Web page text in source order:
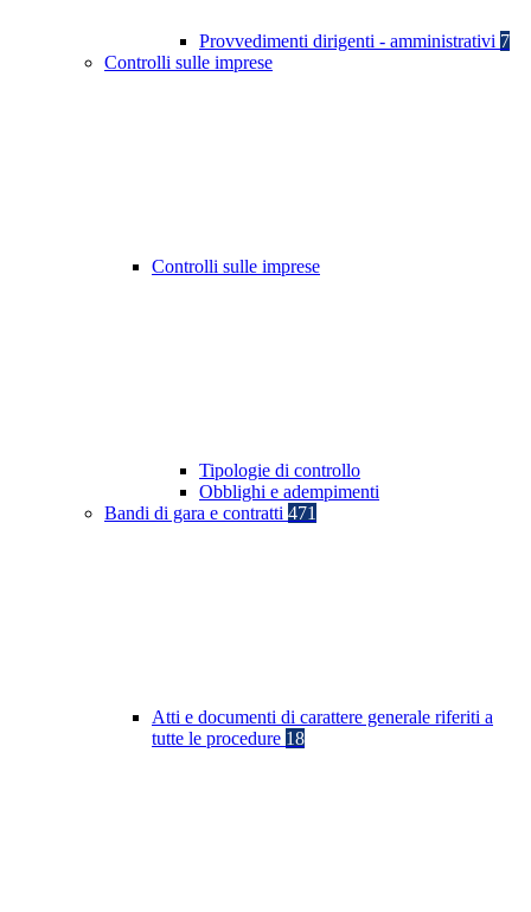
Provvedimenti dirigenti - amministrativi 7
Controlli sulle imprese
Controlli sulle imprese
Tipologie di controllo
Obblighi e adempimenti
Bandi di gara e contratti 471
Atti e documenti di carattere generale riferiti a
tutte le procedure 18